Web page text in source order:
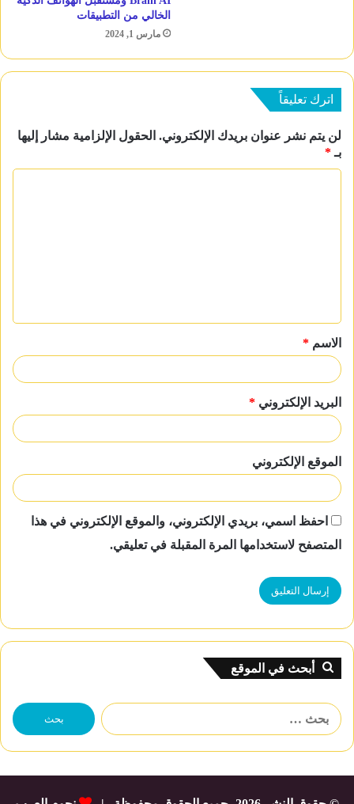
الخالي من التطبيقات
مارس 1, 2024
اترك تعليقاً
لن يتم نشر عنوان بريدك الإلكتروني. الحقول الإلزامية مشار إليها
بـ*
ق
*الاسم *
البريد الإلكتروني *
الموقع الإلكتروني
احفظ اسمي، بريدي الإلكتروني، والموقع الإلكتروني في هذا
المتصفح لاستخدامها المرة المقبلة في تعليقي.
أبحث في الموقع
البحث
عن: